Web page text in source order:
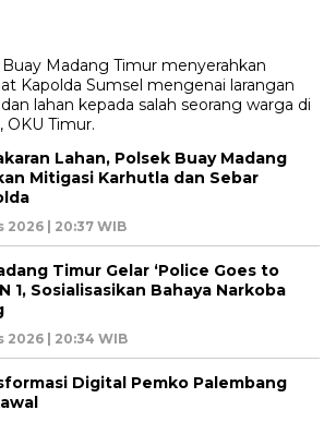
Lahan, Polsek Buay Madang
Mitigasi Karhutla dan Sebar
2026 | 20:37 WIB
Timur Gelar ‘Police Goes to
1, Sosialisasikan Bahaya Narkoba
2026 | 20:34 WIB
Digital Pemko Palembang